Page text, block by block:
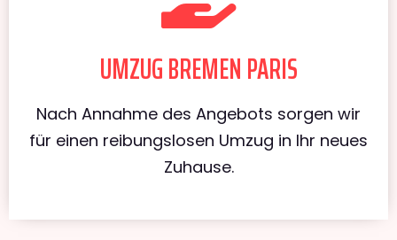
UMZUG BREMEN PARIS
Nach Annahme des Angebots sorgen wir
für einen reibungslosen Umzug in Ihr neues
Zuhause.